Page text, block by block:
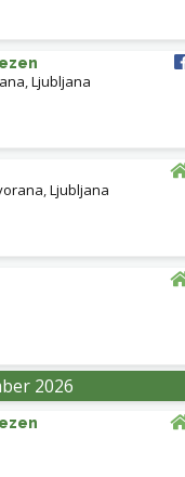
,Ljubljana
,Ljubljana
2026